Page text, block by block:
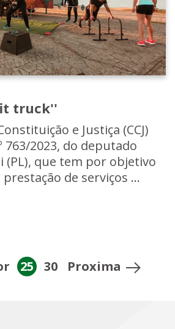
truck''
e Justiça (CCJ)
763/2023, do deputado
(PL), que tem por objetivo
de serviços ...
25 30 Proxima